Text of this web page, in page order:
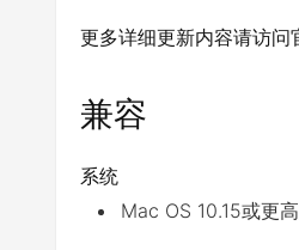
更多详细更新内容请访问
兼容
系统
Mac OS 10.15或更